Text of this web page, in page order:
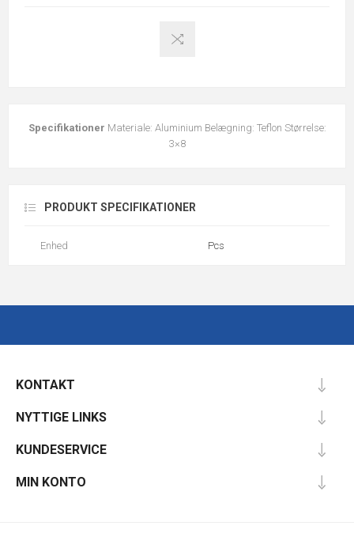
Specifikationer Materiale: Aluminium Belægning: Teflon Størrelse:
3×8
PRODUKT SPECIFIKATIONER
Enhed Pcs
KONTAKT
NYTTIGE LINKS
KUNDESERVICE
MIN KONTO